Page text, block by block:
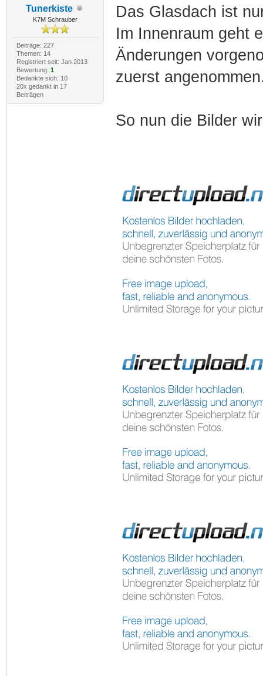
Tunerkiste
K7M Schrauber
Beiträge: 227
Themen: 14
Registriert seit: Jan 2013
Bewertung: 1
Bedankte sich: 10
20x gedankt in 17
Beiträgen
Das Glasdach ist
Im Innenraum geht
Änderungen
zuerst
So nun die Bilder